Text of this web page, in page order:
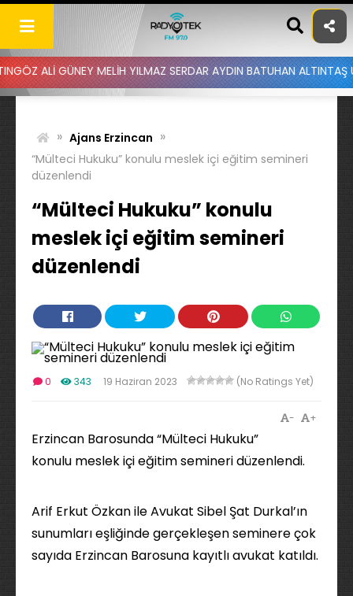
Skip
content
MELİH YILMAZ SERDAR AYDIN BATUHAN ALTINTAŞ UYGAR
» Ajans Erzincan »
“Mülteci Hukuku” konulu meslek içi eğitim semineri
düzenlendi
“Mülteci Hukuku” konulu
meslek içi eğitim semineri
düzenlendi
0 343 19 Haziran 2023 (No Ratings Yet)
+
-
Erzincan Barosunda “Mülteci Hukuku”
konulu meslek içi eğitim semineri düzenlendi.
Arif Erkut Özkan ile Avukat Sibel Şat Durkal’ın
sunumları eşliğinde gerçekleşen seminere çok
sayıda Erzincan Barosuna kayıtlı avukat katıldı.